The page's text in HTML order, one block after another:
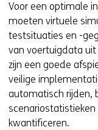
Voor een optimale
moeten virtuele
testsituaties en -
van voertuigdata uit
zijn een goede
veilige
automatisch rijden,
kwantificeren.